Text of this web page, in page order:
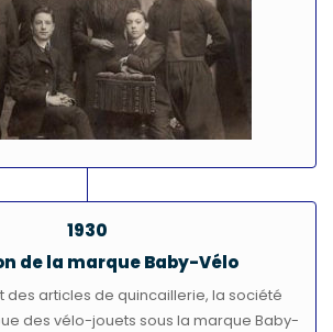
1930
de la marque Baby-Vélo
des articles de quincaillerie, la société
des vélo-jouets sous la marque Baby-